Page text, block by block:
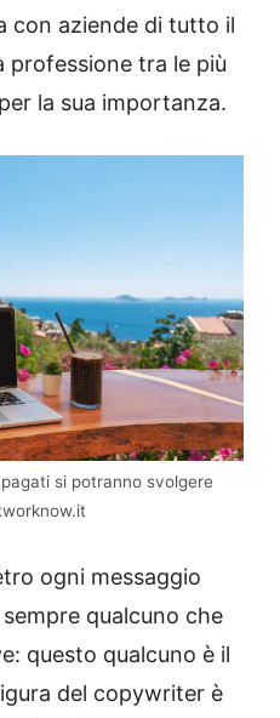
con aziende di tutto il
professione tra le più
la sua importanza.
si potranno svolgere
ogni messaggio
sempre qualcuno che
questo qualcuno è il
del copywriter è